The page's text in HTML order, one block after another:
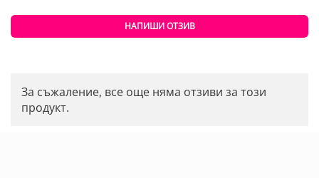
НАПИШИ ОТЗИВ
За съжаление, все още няма отзиви за този
продукт.